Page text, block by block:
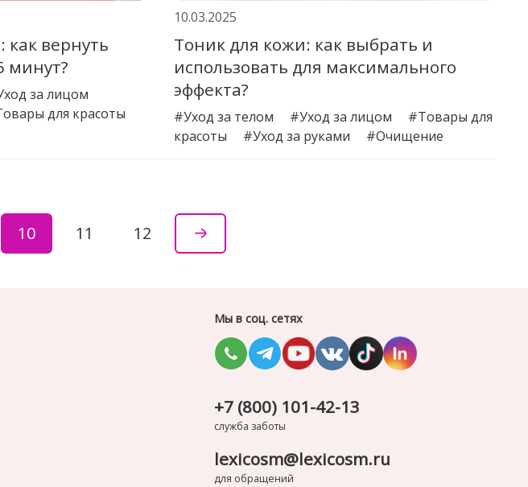
как вернуть
минут?
за лицом
для красоты
10.03.2025
Тоник для кожи: как выбрать и
использовать для максимального
эффекта?
#Уход за телом #Уход за лицом
#Товары для
красоты
#Уход за руками #Очищение
10 11 12
Мы в соц. сетях
+7 (800) 101-42-13
служба заботы
lexicosm@lexicosm.ru
для обращений